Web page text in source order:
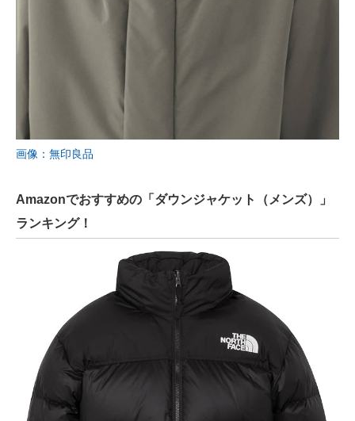
画像：無印良品
Amazonでおすすめの「ダウンジャケット（メンズ）」
ランキング！